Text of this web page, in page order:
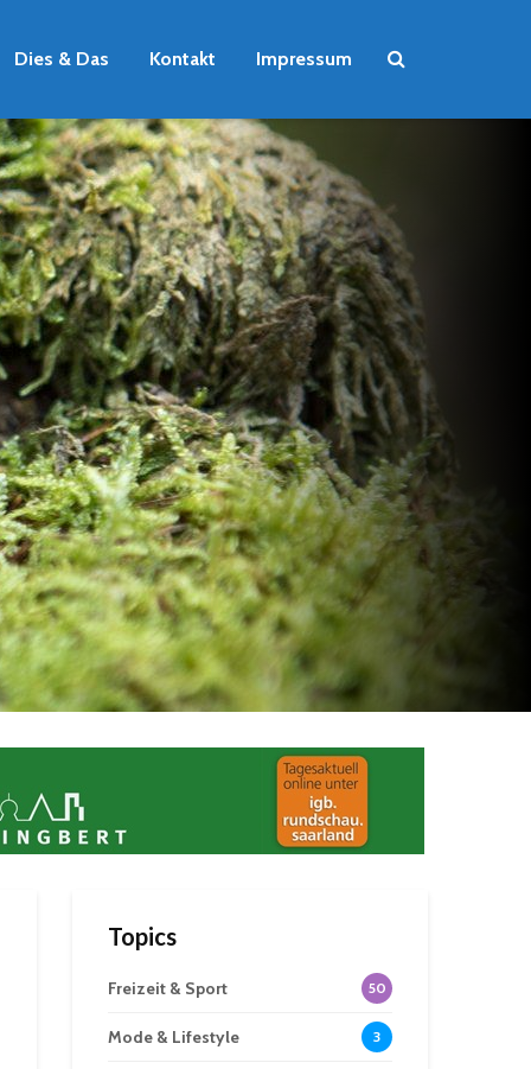
Dies & Das Kontakt Impressum
Topics
Freizeit & Sport 50
Mode & Lifestyle 3